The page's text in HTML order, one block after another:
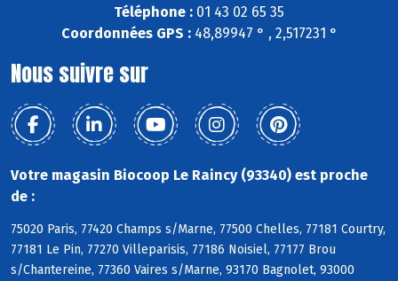
Téléphone : 01 43 02 65 35
Coordonnées GPS :48,89947 ° , 2,517231 °
Nous suivre sur
Votre magasin Biocoop Le Raincy (93340) est proche
de :
75020 Paris, 77420 Champs s/Marne, 77500 Chelles, 77181 Courtry,
77181 Le Pin, 77270 Villeparisis, 77186 Noisiel, 77177 Brou
s/Chantereine, 77360 Vaires s/Marne, 93170 Bagnolet, 93000